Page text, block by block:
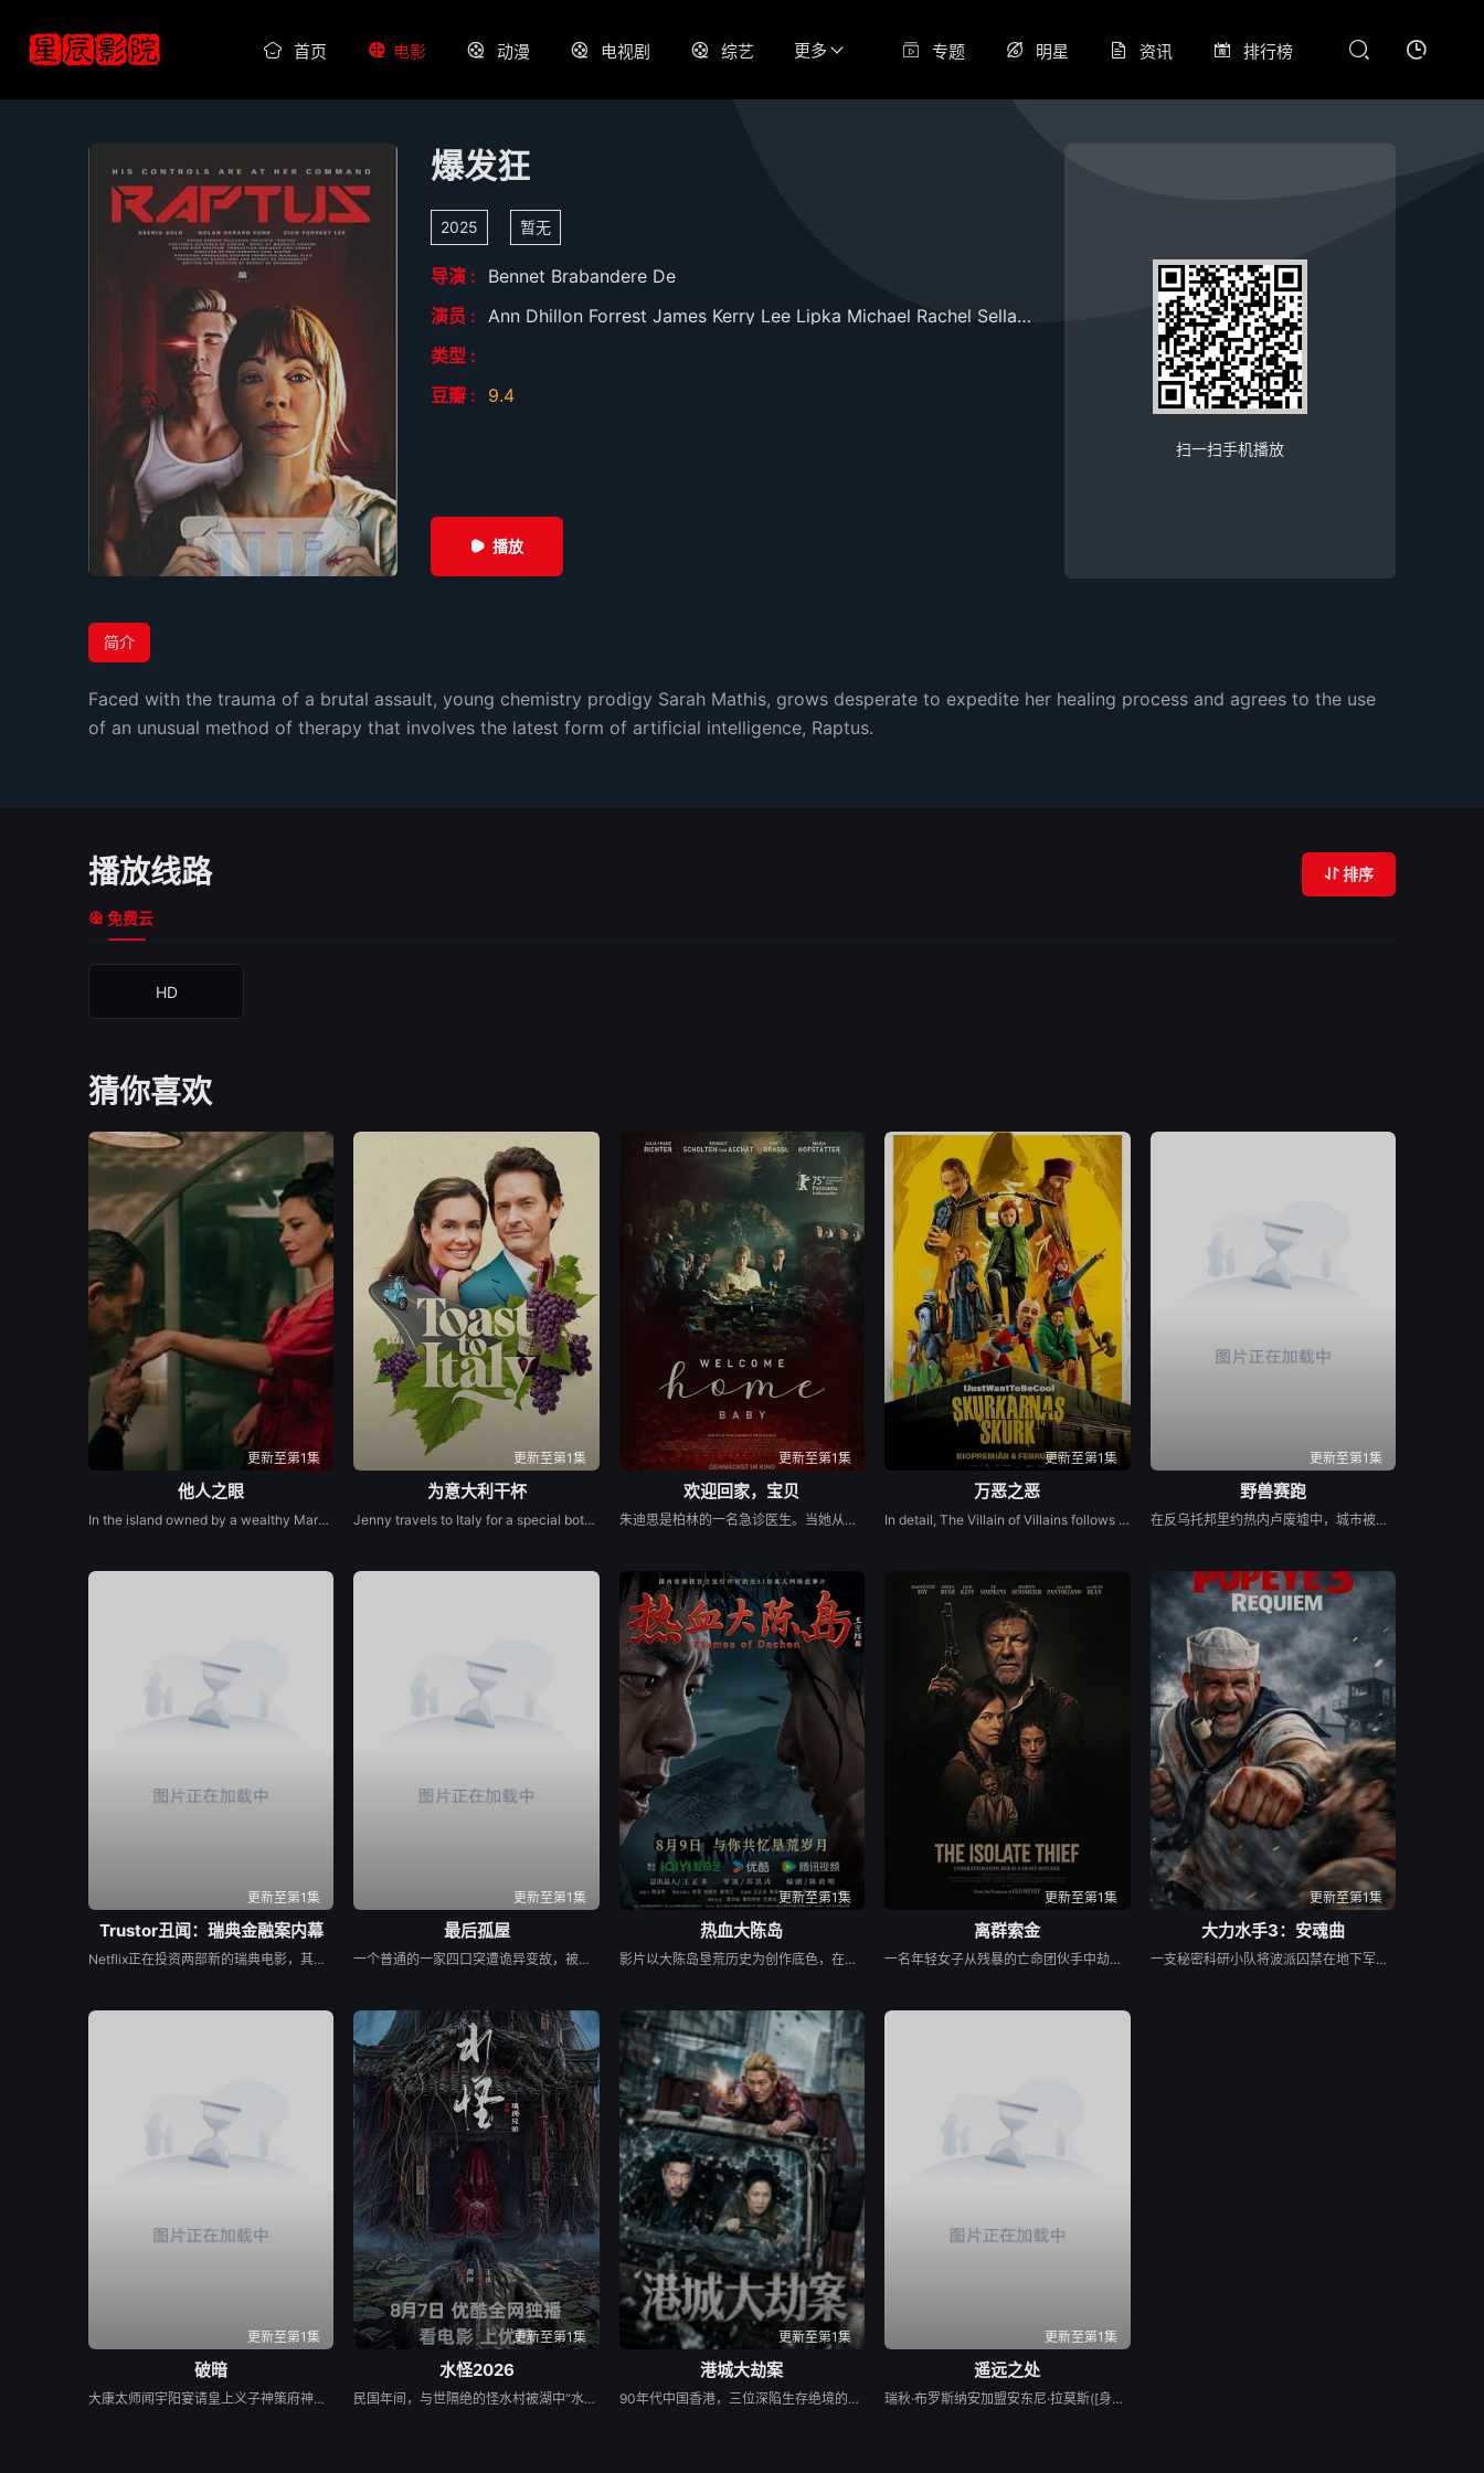
首页 电影 动漫 电视剧 综艺 更多 专题 明星 资讯 排行榜
爆发狂
2025 暂无
导演 : Bennet Brabandere De
演员 : Ann Dhillon Forrest James Kerry Lee Lipka Michael Rachel Sellan Zion克塞尼亚·索罗克里斯蒂娜·考克斯
类型 :
豆瓣 :
9.4
播放
扫一扫手机播放
简介
Faced with the trauma of a brutal assault, young chemistry prodigy Sarah Mathis, grows desperate to expedite her healing process and agrees to the use
of an unusual method of therapy that involves the latest form of artificial intelligence, Raptus.
播放线路 排序
免费云
HD
猜你喜欢
更新至第1集
他人之眼
In the island owned by a wealthy Marquis, Elena&#39;s arrival marks the beginning of a passionate love affair. Soon erotic play unfolds into obsession.
更新至第1集
为意大利干杯
Jenny travels to Italy for a special bottle of wine for her sister&#39;s wedding. She meets Arrigo, also looking for the famous &quot;Love Wine&quot; and together their search leads to a love of their own.
更新至第1集
欢迎回家，宝贝
朱迪思是柏林的一名急诊医生。当她从奥地利的一家人那里继承了一栋房子，而这家人正是她在童年时期被送给的收养家庭时，她踏上了揭开自己身世之谜的旅程。然而，这一探寻最终变成了一场噩梦般的探索，不仅揭开了过去的面纱，还深入到了她灵魂深处的黑暗地带。
更新至第1集
万恶之恶
In detail, The Villain of Villains follows 12-year-old rebellious Stephanie, who dreams of becoming a superhero like her late mother but fails the entrance exam to the Hero School. She gets a second chance if she infiltrates the Villain School to retrieve a powerful artefact that's been stolen. At the Villain School, her loyalty is tested, and her search leads her to the Villai...
更新至第1集
野兽赛跑
在反乌托邦里约热内卢废墟中，城市被阶级斗争撕裂，人们沉迷于血腥竞技。一位抵抗运动领袖为拯救妹妹免于遭遇比死亡更惨烈的命运，被迫卷入一场暴力而高风险的竞赛。
更新至第1集
Trustor丑闻：瑞典金融案内幕
Netflix正在投资两部新的瑞典电影，其中包括Karin af Klintberg和Teresa Alldén关于瑞典最臭名昭著的生态犯罪之一的纪录片《Trustor》。在这里，约阿希姆·波斯纳走了出来，用他自己的话告诉了他关于信托丑闻的故事。卡琳·阿夫·克林特伯格问自己：“五个人怎么能骗了6亿，却仍然逍遥法外？”她在一份新闻稿中说：“是男人在欺骗这个系统，这是一个经典的猫捉老鼠游戏，金融部门也被骗了。无论这是一次聪明还是笨拙的抢劫，小偷都带着一个没有戴强盗面具或开一枪的宝箱逃走了。但也有受害者，我们不能忘记”。
更新至第1集
最后孤屋
一个普通的一家四口突遭诡异变故，被困在自家房屋中超过 1000 天无法出门。在资源消耗殆尽与未知神秘威胁的双重逼迫下，一家人必须想方设法联手求生，打破这间禁锢生命的困局。
更新至第1集
热血大陈岛
影片以大陈岛垦荒历史为创作底色，在尊重历史真实性的前提下，以年轻化、科技化的光影语言活化红色记忆，生动诠释了“艰苦创业、奋发图强、无私奉献、开拓创新”的大陈岛垦荒精神，斩获第五届亚洲国际青年电影展金兰奖“最佳AI影片”等两个奖项。
更新至第1集
离群索金
一名年轻女子从残暴的亡命团伙手中劫走了一批黄金，一路逃到边境荒原深处的偏远哨站暂避。歹徒很快循着踪迹追来，迅速控制了这座孤立无援的据点，将她困在其中。致命凛冬席卷荒原，暴雪封死了所有退路，没有外援也没有退路。女子只能依靠对地形的熟悉和过人的智谋，与一众歹徒周旋博弈。在这片无人援手的荒蛮之地，活下去本身就是一场充斥着狡诈与背叛的危险游戏，而黄金，就是所有人赌上性命的筹码。
更新至第1集
大力水手3：安魂曲
一支秘密科研小队将波派囚禁在地下军事基地，试图驯化并利用他的超人类力量，将其打造成杀伤力极强的军事武器。残酷的实验不断压榨他的身体，也持续点燃着他心底的怒火。很快实验彻底失控，被狂怒彻底吞噬的波派化身无法阻挡的狂暴怪物，挣脱束缚在基地里横冲直撞，所到之处设施尽毁、伤亡惨重。随着时间不断流逝，伤亡数字持续攀升，基地里的一名科学家必须赌上一切，阻止这头失控的怪物，阻止毁灭向外蔓延。
更新至第1集
破暗
大康太师闻宇阳宴请皇上义子神策府神威将军冷啸天，席间告知他一个消息，刚刚继任北疆镇海王的薛世明遭刺客暗杀，大康名医李长生父子卷入其中，不日将斩首。冷啸天自幼在北疆长大，李长生曾对他有过救命之恩，冷啸天决定亲赴北疆。探求真相...
更新至第1集
水怪2026
民国年间，与世隔绝的怪水村被湖中“水猴子”所扰。此物实为濒危水栖人猿，能模仿人言诱杀村民。少年水生幼年目睹父亲惨死其手，自此深陷恐惧。村中长老三叔公借祭祀之名行愚昧统治，以活人献祭暂息水怪，却埋下更深祸根。连年暴雨与人为侵扰激怒水猴子，袭击频发。当香兰之弟被食、其父莫叔反抗被杀，香兰决意以身献祭复仇。水生幡然觉醒，不再逃避，联合青年村民布设机关陷阱，假借献祭诱敌。恶战后水怪被擒，却于庆功夜破笼而出，血洗村庄，三叔公亦命丧其口。村民终于醒悟：迷信退让换不来平安。水生断发持叉，率众设伏，以智慧与血勇将水怪斩杀。晨光中，他与香兰相扶而立，唯有直面恐惧、团结抗争，方能驱散千年阴霾，重获新生。
更新至第1集
港城大劫案
90年代中国香港，三位深陷生存绝境的底层小人物，因一场劫案命运交织。押款员唐月玲急需巨款为心脏病父亲做移植手术；搭档李国荣遭杀猪盘骗光积蓄，还面临失业危机；街坊丧坤在黑帮九纹龙手下谋生，不慎弄丢社团钱款，遭黑帮全城追杀。走投无路的唐月玲与丧坤打算抢夺黑帮钱财，行动失败偶遇李国荣，行车记录仪拍下二人图谋。李国荣顺势提议联手打劫押款车，计划借大坑舞火龙盛典人流管制实施行动，三人在煎熬中达成共识。 行动当晚局势彻底失控：追杀丧坤的黑帮、全副武装的南亚悍匪、本欲假意劫车的三人形成三方混战。三人不忍伤及无辜，驾车转移至僻静处，凭借安保专业能力拼死制服悍匪，押运现金却在激战中焚毁。所幸损失由保险全额赔付，三人因挺身而出勇斗歹徒获得公司嘉奖。丰厚奖金化解所有人困境，唐父手术顺利，丧坤告别黑道拜师经营烧鹅店。影片借跌宕劫案，刻画普通人在金钱诱惑下的道德挣扎，传递坚守底线、向善终有出路的正向内核。
更新至第1集
遥远之处
瑞秋·布罗斯纳安加盟安东尼·拉莫斯([身在高地])出演喜剧科幻片[遥远](Distant，暂译)。故事讲述一个小行星矿工在陌生行星迫降后，必须与新环境的挑战作斗争，设法穿过恶劣的地形找到唯一幸存者———一个被困在逃生舱里的女人。本片由[冰刀双人组]导演威尔·斯佩克、乔什·戈登直执导，斯宾塞·科恩撰写剧本，下月开机。